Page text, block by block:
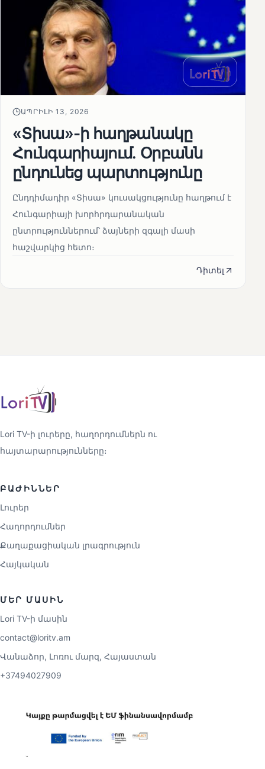
ԱՊՐԻԼԻ 13, 2026
«Տիսա»-ի հաղթանակը
Հունգարիայում․ Օրբանն
ընդունեց պարտությունը
Ընդդիմադիր «Տիսա» կուսակցությունը հաղթում է
Հունգարիայի խորհրդարանական
ընտրություններում՝ ձայների զգալի մասի
հաշվարկից հետո։
Դիտել
Lori TV-ի լուրերը, հաղորդումներն ու
հայտարարությունները։
ԲԱԺԻՆՆԵՐ
Լուրեր
Հաղորդումներ
Քաղաքացիական լրագրություն
Հայկական
ՄԵՐ ՄԱՍԻՆ
Lori TV-ի մասին
contact@loritv.am
Վանաձոր, Լոռու մարզ, Հայաստան
+37494027909